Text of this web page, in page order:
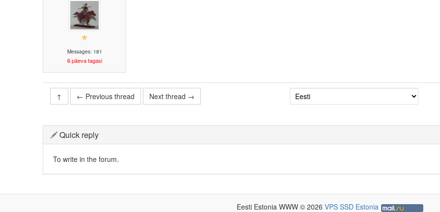
Messages: 181
6 päeva tagasi
↑ ← Previous thread Next thread →
Quick reply
To write in the forum.
Eesti Estonia WWW © 2026 VPS SSD Estonia